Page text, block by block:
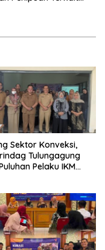
Sektor Konveksi,
Tulungagung
Pelaku IKM